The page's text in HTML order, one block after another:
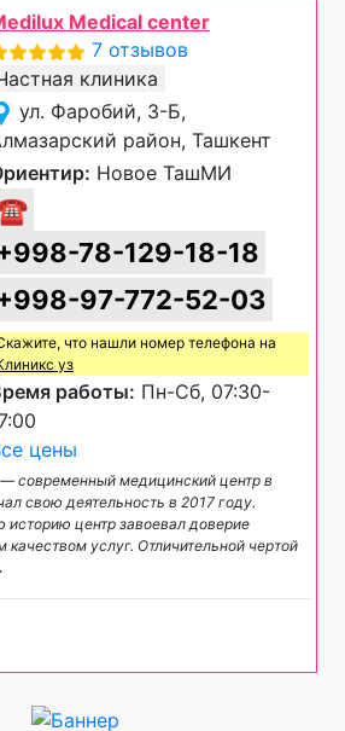
Medical center
7 отзывов
клиника
ул. Фаробий, 3-Б,
район, Ташкент
Новое ТашМИ
78-129-18-18
97-772-52-03
что нашли номер телефона на
уз
работы: Пн-Сб, 07:30-
цены
современный медицинский центр в
свою деятельность в 2017 году.
центр завоевал доверие
услуг. Отличительной чертой